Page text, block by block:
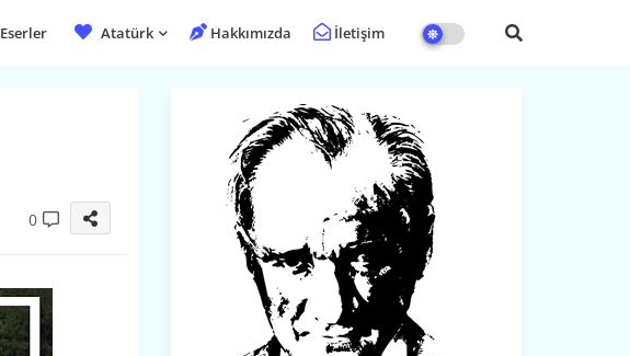
Eserler Atatürk Hakkımızda İletişim
0